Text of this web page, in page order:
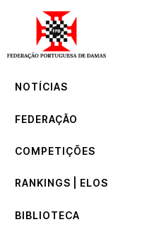
NOTÍCIAS
FEDERAÇÃO
COMPETIÇÕES
RANKINGS | ELOS
BIBLIOTECA